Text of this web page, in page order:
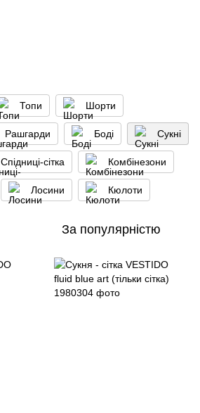
Топи Шорти
Рашгарди Боді Сукні
Спідниці-сітка Комбінезони
Лосини Кюлоти
За популярністю